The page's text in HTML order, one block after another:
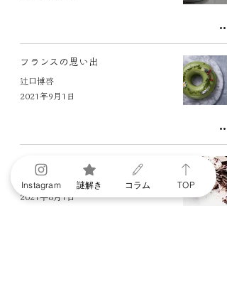
フランスの思い出
辻口博啓
2021年9月1日
ザッハトルテ
辻口博啓
2021年8月1日
Instagram 謎解き コラム TOP